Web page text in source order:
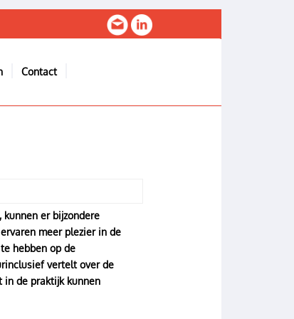
Contact
er bijzondere
meer plezier in de
hebben op de
vertelt over de
in de praktijk kunnen